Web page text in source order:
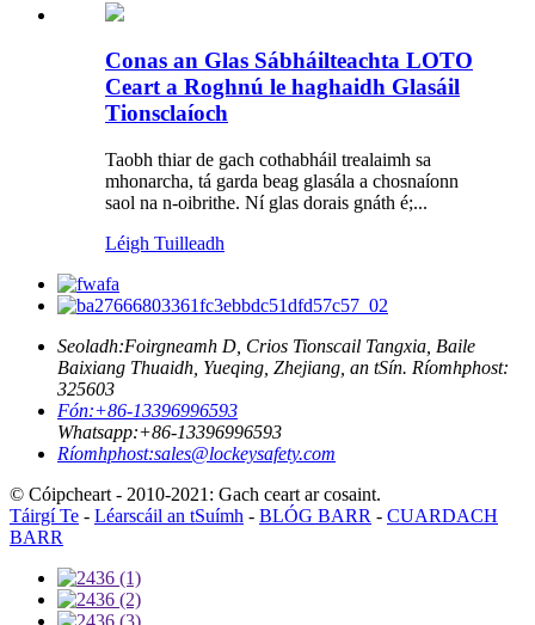
Conas an Glas Sábháilteachta LOTO
Ceart a Roghnú le haghaidh Glasáil
Tionsclaíoch
Taobh thiar de gach cothabháil trealaimh sa
mhonarcha, tá garda beag glasála a chosnaíonn
saol na n-oibrithe. Ní glas dorais gnáth é;...
Léigh Tuilleadh
Seoladh:Foirgneamh D, Crios Tionscail Tangxia, Baile
Baixiang Thuaidh, Yueqing, Zhejiang, an tSín. Ríomhphost:
325603
Fón:+86-13396996593
Whatsapp:+86-13396996593
Ríomhphost:sales@lockeysafety.com
© Cóipcheart - 2010-2021: Gach ceart ar cosaint.
Táirgí Te - Léarscáil an tSuímh - BLÓG BARR - CUARDACH
BARR